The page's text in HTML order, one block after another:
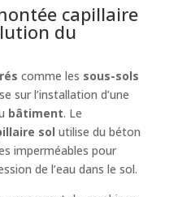
capillaire
du
comme les sous-sols
sur l’installation d’une
bâtiment. Le
sol utilise du béton
imperméables pour
de l’eau dans le sol.